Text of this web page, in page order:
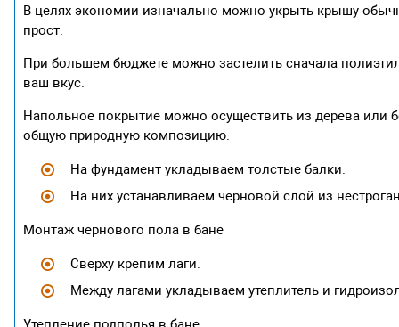
В целях экономии изначально можно укрыть крышу
прост.
При большем бюджете можно застелить сначала
ваш вкус.
Напольное покрытие можно осуществить из дерева или
общую природную композицию.
На фундамент укладываем толстые балки.
На них устанавливаем черновой слой из
Монтаж чернового пола в бане
Сверху крепим лаги.
Между лагами укладываем утеплитель и